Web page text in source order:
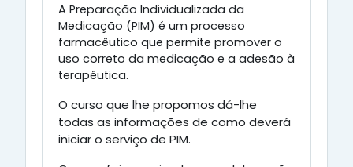
A Preparação Individualizada da
Medicação (PIM) é um processo
farmacêutico que permite promover o
uso correto da medicação e a adesão à
terapêutica.
O curso que lhe propomos dá-lhe
todas as informações de como deverá
iniciar o serviço de PIM.